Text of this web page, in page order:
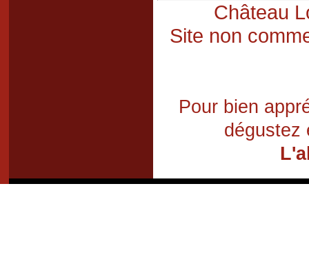
Château
Site non
Pour bien
dégustez